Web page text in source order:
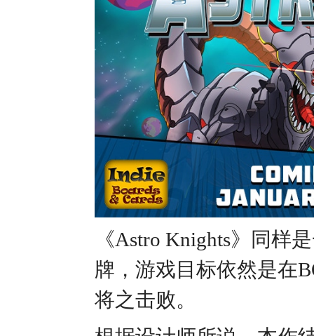
《Astro Knights》同样
牌，游戏目标依然是在
将之击败。